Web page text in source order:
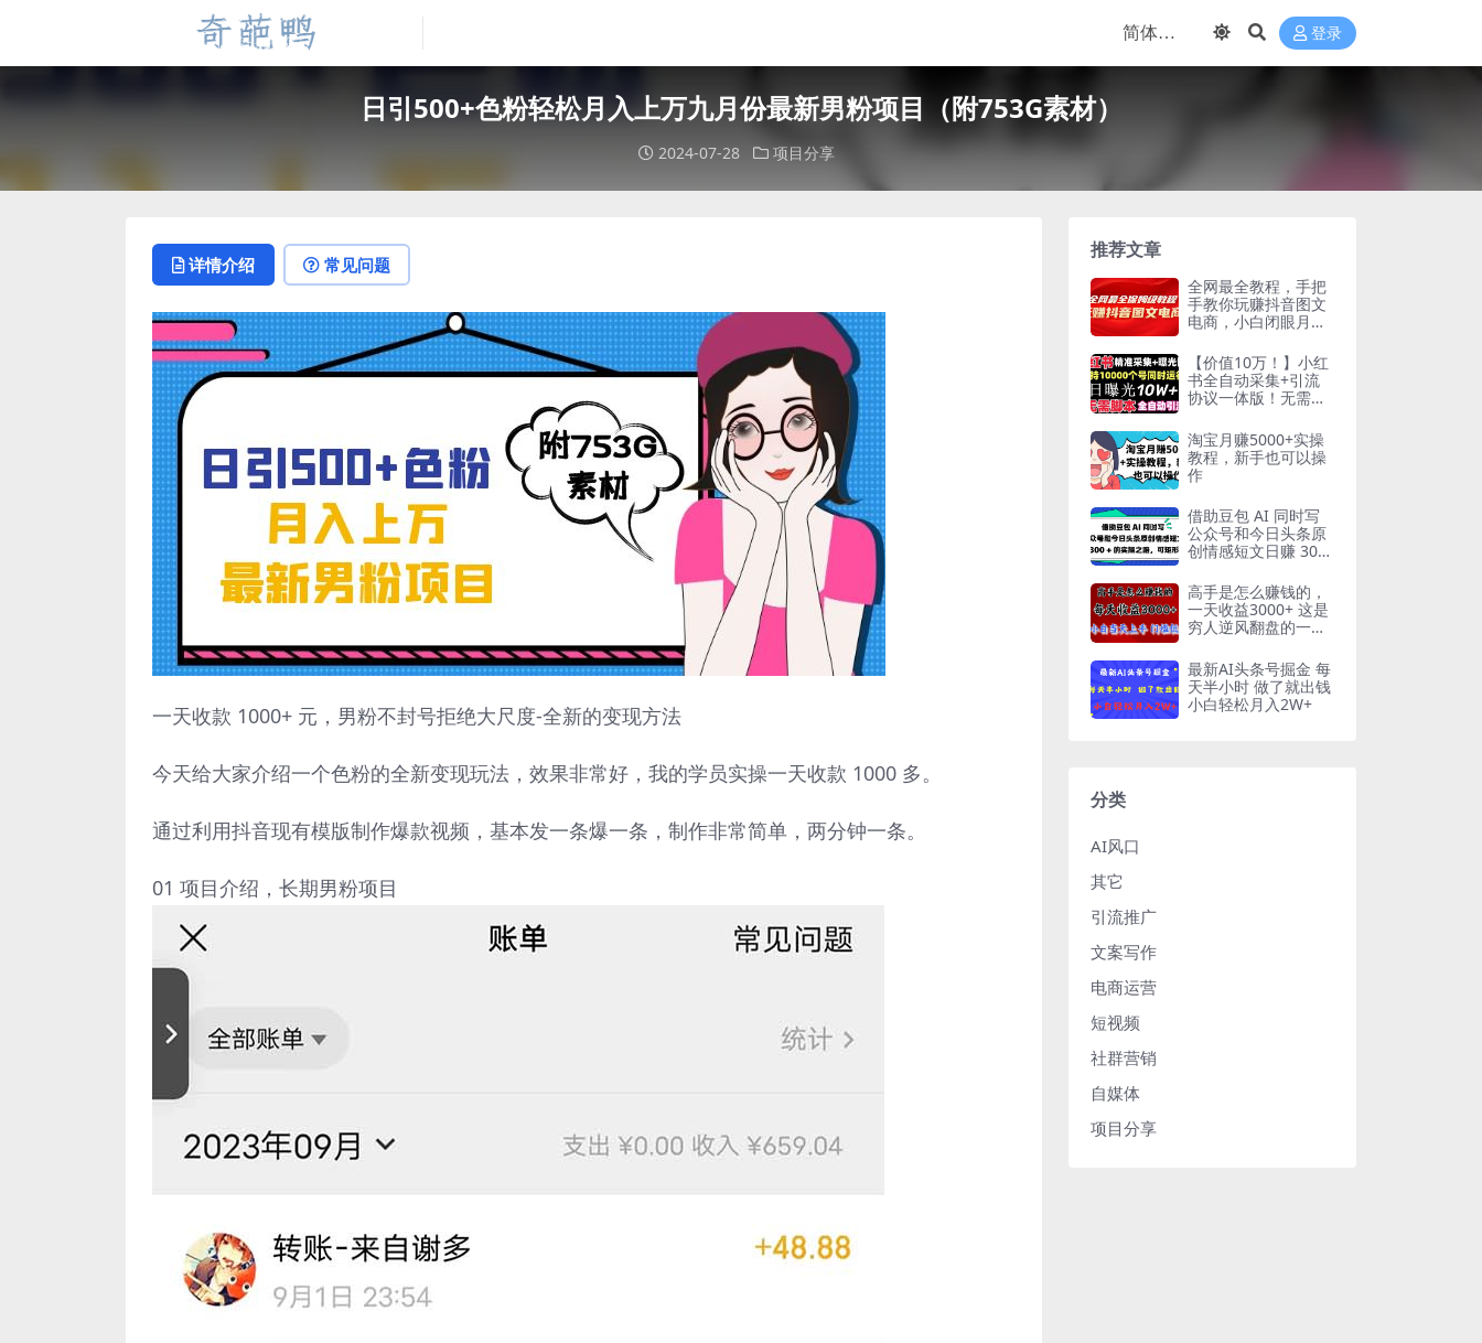
登录
日引500+色粉轻松月入上万九月份最新男粉项目（附753G素材）
2024-07-28 项目分享
详情介绍 常见问题
一天收款 1000+ 元，男粉不封号拒绝大尺度-全新的变现方法
今天给大家介绍一个色粉的全新变现玩法，效果非常好，我的学员实操一天收款 1000 多。
通过利用抖音现有模版制作爆款视频，基本发一条爆一条，制作非常简单，两分钟一条。
01 项目介绍，长期男粉项目
推荐文章
全网最全教程，手把
手教你玩赚抖音图文
电商，小白闭眼月入
【价值10万！】小红
书全自动采集+引流
协议一体版！无需手
淘宝月赚5000+实操
教程，新手也可以操
作
借助豆包 AI 同时写
公众号和今日头条原
创情感短文日赚 300
形操作
高手是怎么赚钱的，
一天收益3000+ 这是
穷人逆风翻盘的一个
最新AI头条号掘金 每
天半小时 做了就出钱
小白轻松月入2W+
分类
AI风口
其它
引流推广
文案写作
电商运营
短视频
社群营销
自媒体
项目分享